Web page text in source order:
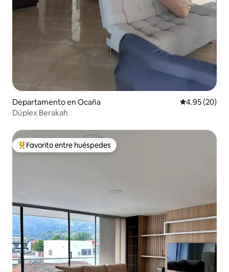
Departamento en Ocaña Calificación
4.95 (20)
Dúplex Berakah
De los mejores en Favorito entre huéspedes
Favorito entre huéspedes